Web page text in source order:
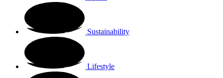
Sustainability
Lifestyle